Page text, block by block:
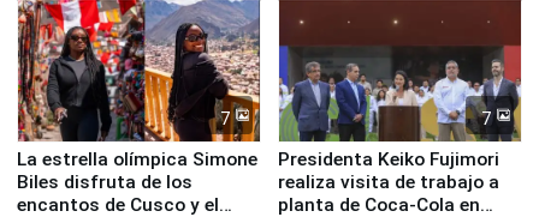
7
La estrella olímpica Simone
Biles disfruta de los
encantos de Cusco y el
7
Presidenta Keiko Fujimori
realiza visita de trabajo a
planta de Coca-Cola en